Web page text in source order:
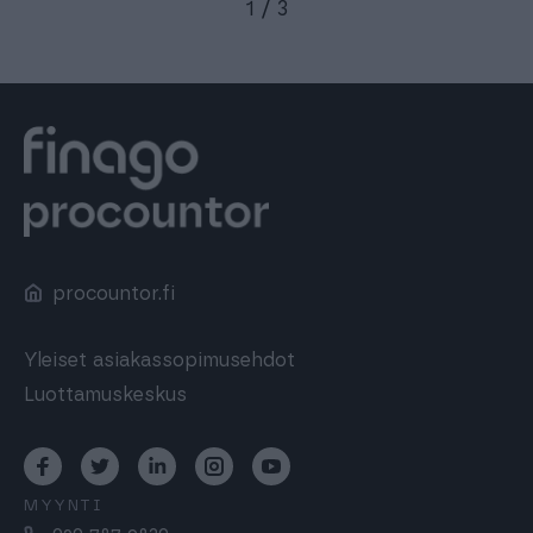
1 / 3
procountor.fi
Yleiset asiakassopimusehdot
Luottamuskeskus
MYYNTI